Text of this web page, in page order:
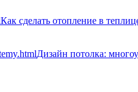
Как сделать отопление в
Дизайн потолка: